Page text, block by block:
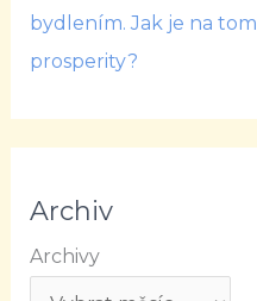
bydlením. Jak je na
prosperity?
Archiv
Archivy